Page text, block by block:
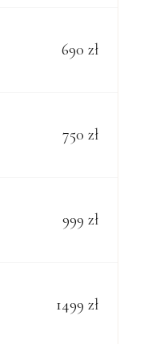
690 zł
750 zł
999 zł
1499 zł